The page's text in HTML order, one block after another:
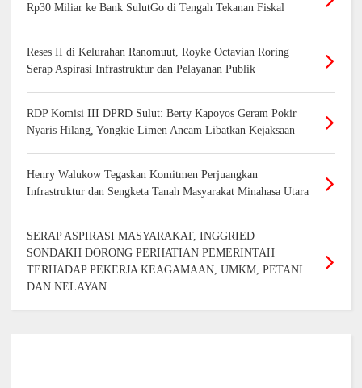
Rp30 Miliar ke Bank SulutGo di Tengah Tekanan Fiskal
Reses II di Kelurahan Ranomuut, Royke Octavian Roring
Serap Aspirasi Infrastruktur dan Pelayanan Publik
RDP Komisi III DPRD Sulut: Berty Kapoyos Geram Pokir
Nyaris Hilang, Yongkie Limen Ancam Libatkan Kejaksaan
Henry Walukow Tegaskan Komitmen Perjuangkan
Infrastruktur dan Sengketa Tanah Masyarakat Minahasa Utara
SERAP ASPIRASI MASYARAKAT, INGGRIED
SONDAKH DORONG PERHATIAN PEMERINTAH
TERHADAP PEKERJA KEAGAMAAN, UMKM, PETANI
DAN NELAYAN